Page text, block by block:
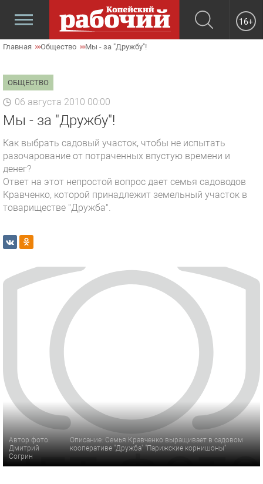
16+
Главная Общество Мы - за "Дружбу"!
ОБЩЕСТВО
06 августа 2010 00:00
Мы - за "Дружбу"!
Как выбрать садовый участок, чтобы не испытать
разочарование от потраченных впустую времени и
денег?
Ответ на этот непростой вопрос дает семья садоводов
Кравченко, которой принадлежит земельный участок в
товариществе "Дружба".
Автор фото:
Дмитрий
Согрин
Описание: Семья Кравченко выращивает в садовом
кооперативе "Дружба" "Парижские корнишоны"